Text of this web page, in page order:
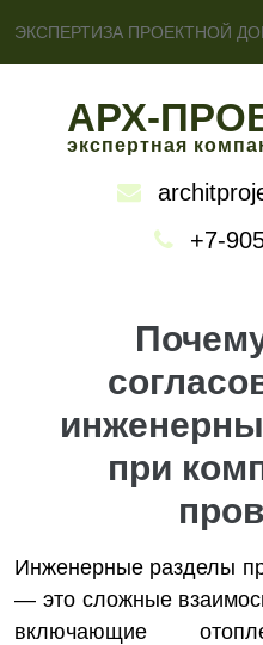
ЭКСПЕРТИЗА ПРОЕКТНОЙ
АРХ-
экспертная
+7-
при
Инженерные разделы
— это сложные
включающие